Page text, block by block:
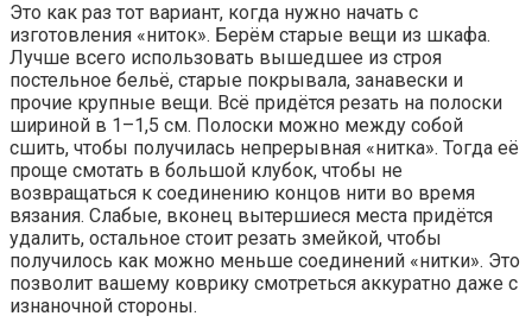
Это как раз тот вариант, когда нужно начать с
изготовления «ниток». Берём старые вещи из шкафа.
Лучше всего использовать вышедшее из строя
постельное бельё, старые покрывала, занавески и
прочие крупные вещи. Всё придётся резать на полоски
шириной в 1–1,5 см. Полоски можно между собой
сшить, чтобы получилась непрерывная «нитка». Тогда её
проще смотать в большой клубок, чтобы не
возвращаться к соединению концов нити во время
вязания. Слабые, вконец вытершиеся места придётся
удалить, остальное стоит резать змейкой, чтобы
получилось как можно меньше соединений «нитки». Это
позволит вашему коврику смотреться аккуратно даже с
изнаночной стороны.